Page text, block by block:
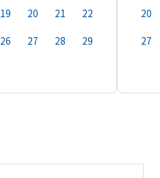
19 20 21
22
26 27 28
29
20
27